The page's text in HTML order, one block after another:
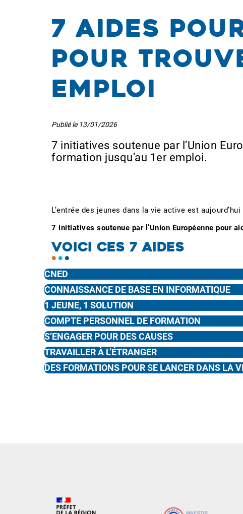
7 aides
pour
emploi
Publié le 13/01/2026
7 initiatives soutenue par l’Union
formation jusqu’au 1er emploi.
L’entrée des jeunes dans la vie active est
7 initiatives soutenue par l’Union Européenne pour
VOICI CES 7 AIDES
CNED
CONNAISSANCE DE BASE EN INFORMATIQUE
1 JEUNE, 1 SOLUTION
COMPTE PERSONNEL DE FORMATION
S’ENGAGER POUR DES CAUSES
TRAVAILLER À L’ÉTRANGER
DES FORMATIONS POUR SE LANCER DANS LA